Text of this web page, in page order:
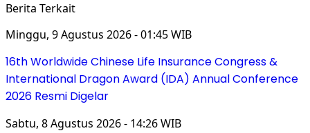
Berita Terkait
Minggu, 9 Agustus 2026 - 01:45 WIB
16th Worldwide Chinese Life Insurance Congress &
International Dragon Award (IDA) Annual Conference
2026 Resmi Digelar
Sabtu, 8 Agustus 2026 - 14:26 WIB